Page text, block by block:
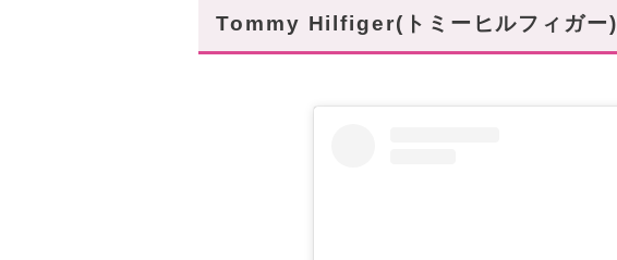
Tommy Hilfiger(トミーヒルフィガー)